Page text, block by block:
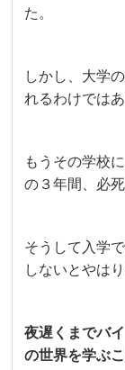
た。
しかし、大学
れるわけではあ
もうその学校
の３年間、必
そうして入学
しないとやは
夜遅くまでバ
の世界を学ぶ